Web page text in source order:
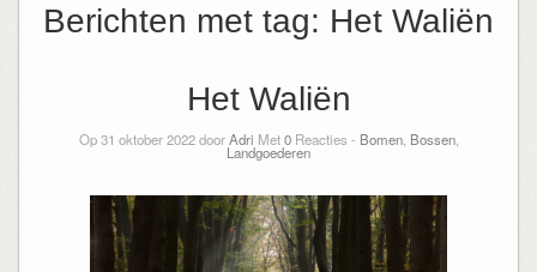
Berichten met tag: Het Waliën
Het Waliën
Op 31 oktober 2022 doorAdri Met0Reacties - Bomen, Bossen,
Landgoederen